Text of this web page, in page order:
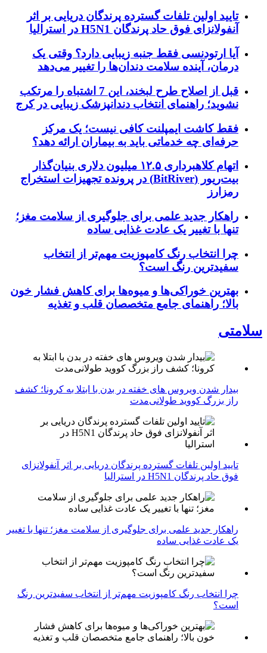
تایید اولین تلفات گسترده پرندگان دریایی بر اثر
آنفولانزای فوق حاد پرندگان H5N1 در استرالیا
آیا ارتودنسی فقط جنبه زیبایی دارد؟ وقتی یک
درمان، آینده سلامت دندان‌ها را تغییر می‌دهد
قبل از اصلاح طرح لبخند، این 7 اشتباه را مرتکب
نشوید؛ راهنمای انتخاب دندانپزشک زیبایی در کرج
فقط کاشت ایمپلنت کافی نیست؛ یک مرکز
حرفه‌ای چه خدماتی باید به بیماران ارائه دهد؟
اتهام کلاهبرداری ۱۲.۵ میلیون دلاری بنیان‌گذار
بیت‌ریور (BitRiver) در پرونده تجهیزات استخراج
رمزارز
راهکار جدید علمی برای جلوگیری از سلامت مغز؛
تنها با تغییر یک عادت غذایی ساده
چرا انتخاب رنگ کامپوزیت مهم‌تر از انتخاب
سفیدترین رنگ است؟
بهترین خوراکی‌ها و میوه‌ها برای کاهش فشار خون
بالا؛ راهنمای جامع متخصصان قلب و تغذیه
سلامتی
بیدار شدن ویروس‌ های خفته در بدن با ابتلا به کرونا؛ کشف
راز بزرگ کووید طولانی‌مدت
تایید اولین تلفات گسترده پرندگان دریایی بر اثر آنفولانزای
فوق حاد پرندگان H5N1 در استرالیا
راهکار جدید علمی برای جلوگیری از سلامت مغز؛ تنها با تغییر
یک عادت غذایی ساده
چرا انتخاب رنگ کامپوزیت مهم‌تر از انتخاب سفیدترین رنگ
است؟